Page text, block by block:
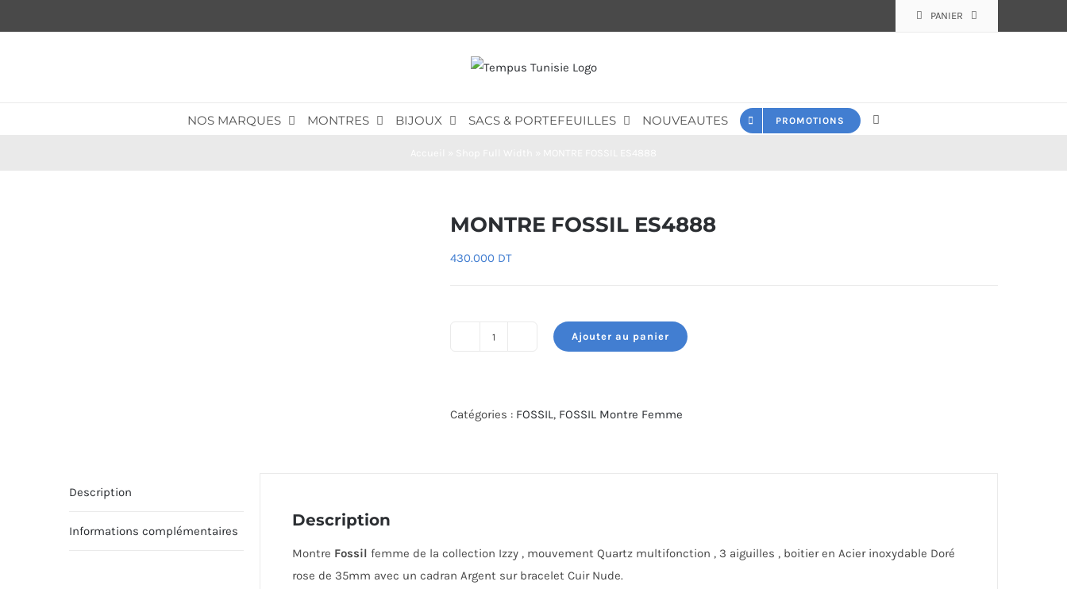
au
PANIER
NOS MARQUES MONTRES BIJOUX SACS & PORTEFEUILLES NOUVEAUTES PROMOTIONS
MONTRE FOSSIL ES4888
430.000 DT
FOSSIL
Ajouter au panier
Catégories : FOSSIL, FOSSIL Montre Femme
Description
Informations complémentaires
Description
Montre Fossil femme de la collection Izzy , mouvement Quartz multifonction , 3 aiguilles , boitier en Acier inoxydable Doré
rose de 35mm avec un cadran Argent sur bracelet Cuir Nude.